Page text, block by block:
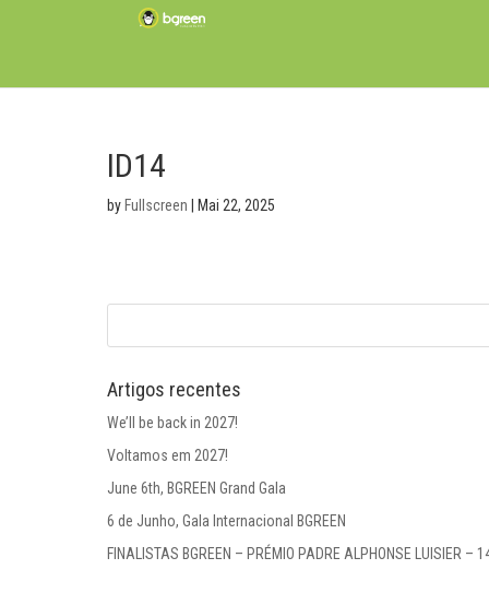
ID14
by Fullscreen Mai 22, 2025
Artigos recentes
We’ll be back in 2027!
Voltamos em 2027!
June 6th, BGREEN Grand Gala
6 de Junho, Gala Internacional BGREEN
FINALISTAS BGREEN – PRÉMIO PADRE ALPHONSE LUISIER –